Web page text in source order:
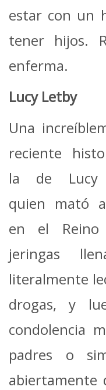
estar con un
tener hijos.
enferma.
Lucy Letby
Una
reciente
la de Lucy
quien mató
en el Reino
jeringas
literalmente
drogas, y
condolencia
padres o
abiertamente